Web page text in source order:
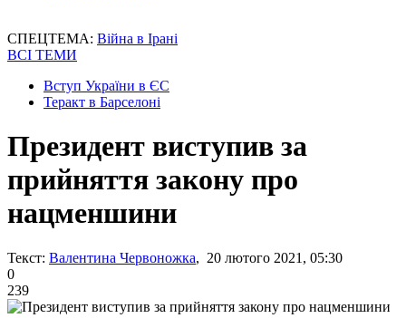
СПЕЦТЕМА: Війна в Ірані
ВСІ ТЕМИ
Вступ України в ЄС
Теракт в Барселоні
Президент виступив за
прийняття закону про
нацменшини
Текст: Валентина Червоножка, 20 лютого 2021, 05:30
0
239